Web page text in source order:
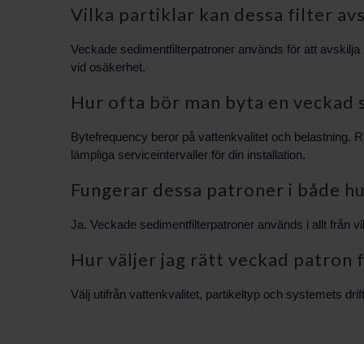
Vilka partiklar kan dessa filter
Veckade sedimentfilterpatroner används för att
vid osäkerhet.
Hur ofta bör man byta en
Bytefrequency beror på vattenkvalitet och belastning.
lämpliga serviceintervaller för din installation.
Fungerar dessa patroner i både
Ja. Veckade sedimentfilterpatroner används i allt från
Hur väljer jag rätt veckad patron
Välj utifrån vattenkvalitet, partikeltyp och systemets